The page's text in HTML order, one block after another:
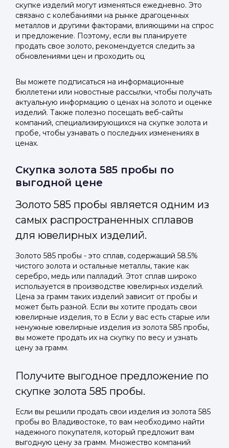
скупке изделий могут изменяться ежедневно. Это
связано с колебаниями на рынке драгоценных
металлов и другими факторами, влияющими на спрос
и предложение. Поэтому, если вы планируете
продать свое золото, рекомендуется следить за
обновлениями цен и проходить оц
Вы можете подписаться на информационные
бюллетени или новостные рассылки, чтобы получать
актуальную информацию о ценах на золото и оценке
изделий. Также полезно посещать веб-сайты
компаний, специализирующихся на скупке золота и
пробе, чтобы узнавать о последних изменениях в
ценах.
Скупка золота 585 пробы по
выгодной цене
Золото 585 пробы является одним из
самых распространенных сплавов
для ювелирных изделий.
Золото 585 пробы - это сплав, содержащий 58.5%
чистого золота и остальные металлы, такие как
серебро, медь или палладий. Этот сплав широко
используется в производстве ювелирных изделий.
Цена за грамм таких изделий зависит от пробы и
может быть разной. Если вы хотите продать свои
ювелирные изделия, то в Если у вас есть старые или
ненужные ювелирные изделия из золота 585 пробы,
вы можете продать их на скупку по весу и узнать
цену за грамм.
Получите выгодное предложение по
скупке золота 585 пробы.
Если вы решили продать свои изделия из золота 585
пробы во Владивостоке, то вам необходимо найти
надежного покупателя, который предложит вам
выгодную цену за грамм. Множество компаний